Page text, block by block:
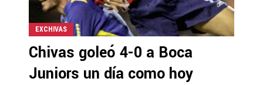
EXCHIVAS
Chivas goleó 4-0 a Boca
Juniors un día como hoy